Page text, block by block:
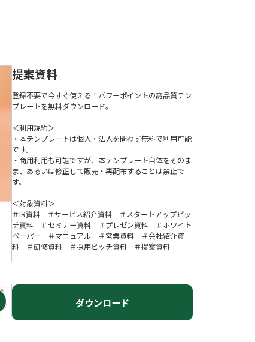
提案資料
登録不要で今すぐ使える！パワーポイントの高品質テン
プレートを無料ダウンロード。
＜利用規約＞
・本テンプレートは個人・法人を問わず無料で利用可能
です。
・商用利用も可能ですが、本テンプレート自体をそのま
ま、あるいは修正して販売・再配布することは禁止で
す。
＜対象資料＞
＃IR資料 ＃サービス紹介資料 ＃スタートアップピッ
チ資料 ＃セミナー資料 ＃プレゼン資料 ＃ホワイト
ペーパー ＃マニュアル ＃営業資料 ＃会社紹介資
料 ＃研修資料 ＃採用ピッチ資料 ＃提案資料
ダウンロード